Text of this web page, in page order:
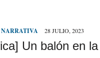
28 JULIO, 2023
Un balón en